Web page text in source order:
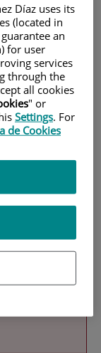
Díaz uses its
(located in
an
for user
services
through the
all cookies
" or
Settings. For
de Cookies